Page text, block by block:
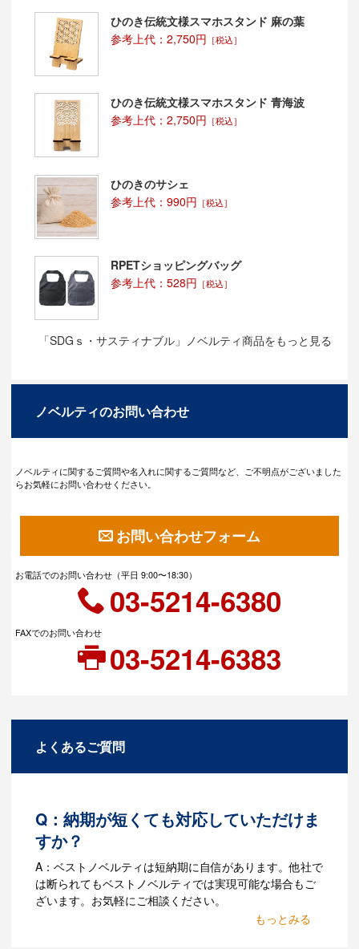
ひのき伝統文様スマホスタンド 麻の葉
参考上代：2,750円 ［税込］
ひのき伝統文様スマホスタンド 青海波
参考上代：2,750円 ［税込］
ひのきのサシェ
参考上代：990円 ［税込］
RPETショッピングバッグ
参考上代：528円 ［税込］
「SDGｓ・サスティナブル」ノベルティ商品をもっと見る
ノベルティのお問い合わせ
ノベルティに関するご質問や名入れに関するご質問など、ご不明点がございました
らお気軽にお問い合わせください。
お問い合わせフォーム
お電話でのお問い合わせ（平日 9:00〜18:30）
03-5214-6380
FAXでのお問い合わせ
03-5214-6383
よくあるご質問
Q：納期が短くても対応していただけま
すか？
A：ベストノベルティは短納期に自信があります。他社で
は断られてもベストノベルティでは実現可能な場合もご
ざいます。お気軽にご相談ください。